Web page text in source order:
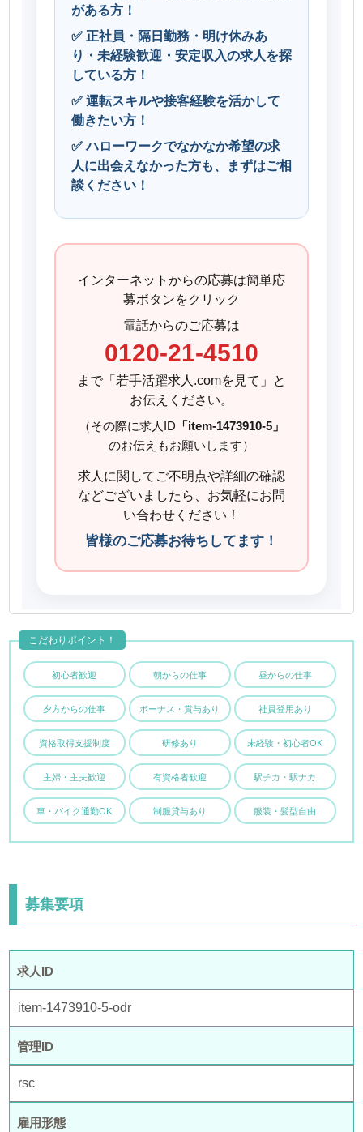
がある方！
✅ 正社員・隔日勤務・明け休みあ
り・未経験歓迎・安定収入の求人を探
している方！
✅ 運転スキルや接客経験を活かして
働きたい方！
✅ ハローワークでなかなか希望の求
人に出会えなかった方も、まずはご相
談ください！
インターネットからの応募は簡単応
募ボタンをクリック
電話からのご応募は
0120-21-4510
まで「若手活躍求人.comを見て」と
お伝えください。
（その際に求人ID 「item-1473910-5」
のお伝えもお願いします）
求人に関してご不明点や詳細の確認
などございましたら、お気軽にお問
い合わせください！
皆様のご応募お待ちしてます！
初心者歓迎 朝からの仕事 昼からの仕事
夕方からの仕事 ボーナス・賞与あり 社員登用あり
資格取得支援制度 研修あり 未経験・初心者OK
主婦・主夫歓迎 有資格者歓迎 駅チカ・駅ナカ
車・バイク通勤OK 制服貸与あり 服装・髪型自由
こだわりポイント！
募集要項
求人ID
item-1473910-5-odr
管理ID
rsc
雇用形態